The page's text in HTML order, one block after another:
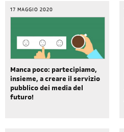
17 MAGGIO 2020
Manca poco: partecipiamo,
insieme, a creare il servizio
pubblico dei media del
futuro!